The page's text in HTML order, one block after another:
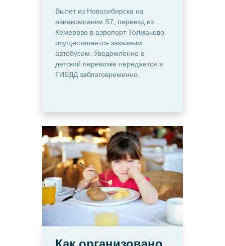
Вылет из Новосибирска на
авиакомпании S7, переезд из
Кемерово в аэропорт Толмачево
осуществляется заказным
автобусом. Уведомление о
детской перевозке передается в
ГИБДД заблаговременно.